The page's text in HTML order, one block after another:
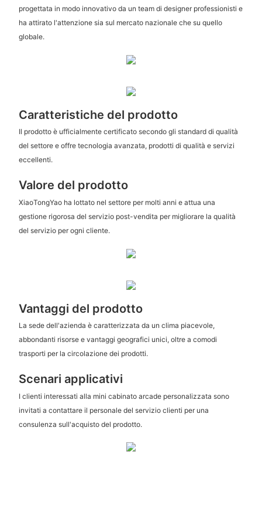
progettata in modo innovativo da un team di designer professionisti e
ha attirato l'attenzione sia sul mercato nazionale che su quello
globale.
Caratteristiche del prodotto
Il prodotto è ufficialmente certificato secondo gli standard di qualità
del settore e offre tecnologia avanzata, prodotti di qualità e servizi
eccellenti.
Valore del prodotto
XiaoTongYao ha lottato nel settore per molti anni e attua una
gestione rigorosa del servizio post-vendita per migliorare la qualità
del servizio per ogni cliente.
Vantaggi del prodotto
La sede dell'azienda è caratterizzata da un clima piacevole,
abbondanti risorse e vantaggi geografici unici, oltre a comodi
trasporti per la circolazione dei prodotti.
Scenari applicativi
I clienti interessati alla mini cabinato arcade personalizzata sono
invitati a contattare il personale del servizio clienti per una
consulenza sull'acquisto del prodotto.